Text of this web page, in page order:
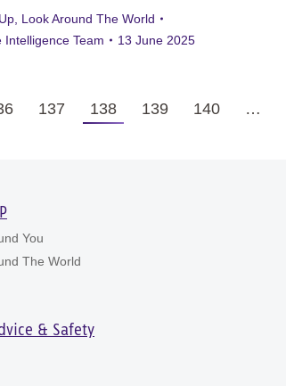
Look Around The World
Intelligence Team 13 June 2025
137 138 139 140 …
You
The World
& Safety